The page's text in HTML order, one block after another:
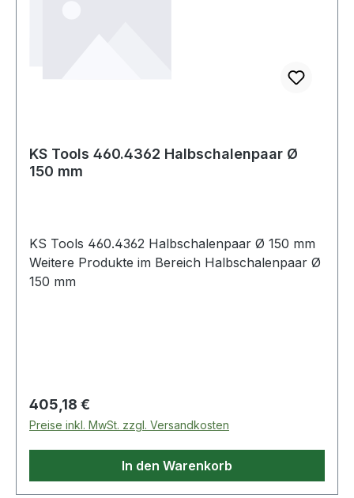
KS Tools 460.4362 Halbschalenpaar Ø
150 mm
KS Tools 460.4362 Halbschalenpaar Ø 150 mm
Weitere Produkte im Bereich Halbschalenpaar Ø
150 mm
Regulärer Preis:
405,18 €
Preise inkl. MwSt. zzgl. Versandkosten
In den Warenkorb